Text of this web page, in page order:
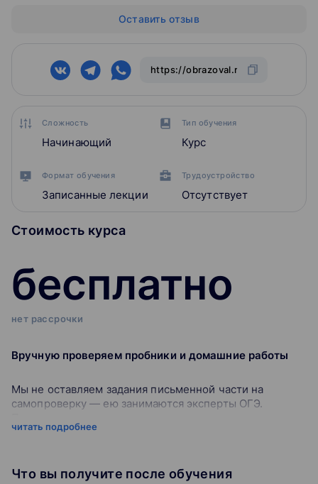
Сложность
Начинающий
Тип обучения
Курс
Формат обучения
Записанные лекции
Трудоустройство
Отсутствует
Стоимость курса
бесплатно
нет рассрочки
Вручную проверяем пробники и домашние работы
Мы не оставляем задания письменной части на
самопроверку — ею занимаются эксперты ОГЭ.
результате вы получаете развёрнутую обратную связь.
читать подробнее
Что вы получите после обучения
Оставить отзыв